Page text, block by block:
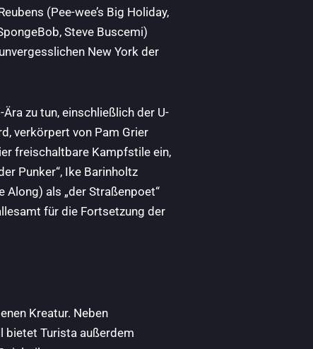
(Pee-wee’s Big Holiday,
Steve Buscemi)
New York der
zu tun, einschließlich der U-
verkörpert von Pam Grier
freischaltbare Kampfstile ein,
Punker“, Ike Barinholtz
Along) als „der Straßenpoet“
für die Fortsetzung der
Kreatur. Neben
bietet Turista außerdem